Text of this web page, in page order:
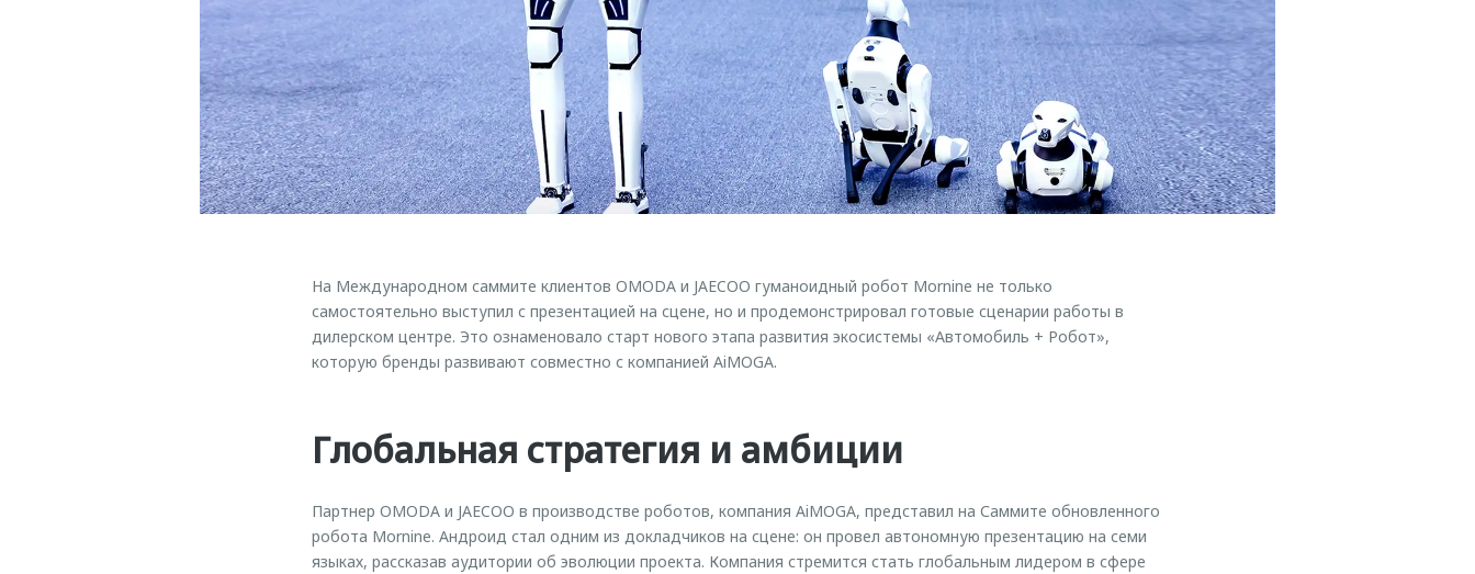
На Международном саммите клиентов OMODA и JAECOO гуманоидный робот Mornine не только
самостоятельно выступил с презентацией на сцене, но и продемонстрировал готовые сценарии работы в
дилерском центре. Это ознаменовало старт нового этапа развития экосистемы «Автомобиль + Робот»,
которую бренды развивают совместно с компанией AiMOGA.
Глобальная стратегия и амбиции
Партнер OMODA и JAECOO в производстве роботов, компания AiMOGA, представил на Саммите обновленного
робота Mornine. Андроид стал одним из докладчиков на сцене: он провел автономную презентацию на семи
языках, рассказав аудитории об эволюции проекта. Компания стремится стать глобальным лидером в сфере